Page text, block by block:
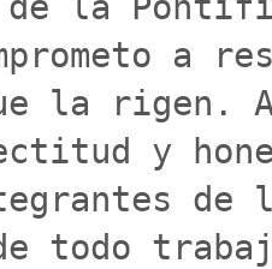
a
la rigen.
y
de
todo